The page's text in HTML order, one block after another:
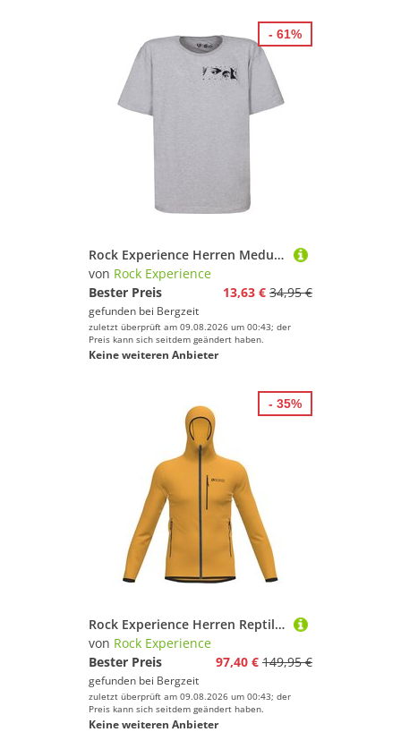
Rock Experience Herren Medusa T-Shirt
von Rock Experience
Bester Preis
13,63 € 34,95 €
gefunden bei Bergzeit
zuletzt überprüft am 09.08.2026 um 00:43; der
Preis kann sich seitdem geändert haben.
Keine weiteren Anbieter
- 61%
Rock Experience Herren Reptile 3.0 Hoodie Jacke
von Rock Experience
Bester Preis
97,40 € 149,95 €
gefunden bei Bergzeit
zuletzt überprüft am 09.08.2026 um 00:43; der
Preis kann sich seitdem geändert haben.
Keine weiteren Anbieter
- 35%